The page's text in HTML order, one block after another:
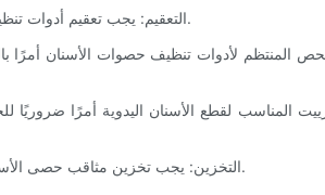
2. التعقيم: يجب تعقيم أدوات تنظيف الأسنان قبل كل استخدام لمنع انتشار العدوى والتلوث. تعتبر عملية التعقيم بالبخار الطريقة الأكثر فعالية لتعقيم الأدوات السنية، بما في ذلك المثاقب.
5. التخزين: يجب تخزين مثاقب حصى الأسنان بطريقة نظيفة وجافة ومنظمة لمنع التلف أو التلوث. يمكن أن يساعد استخدام كتل أو منظمات مخصصة في إبقاء الأزيز منظمًا وسهل الوصول إليه.